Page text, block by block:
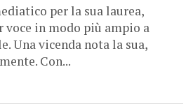
per la sua laurea,
voce in modo più ampio a
Una vicenda nota la sua,
Con...